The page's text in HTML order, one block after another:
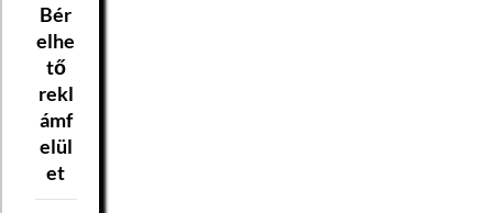
Bér
elhe
tő
rekl
ámf
elül
et